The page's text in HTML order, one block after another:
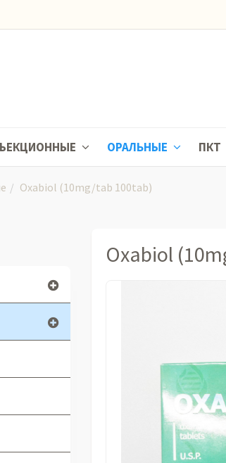
ОРАЛЬНЫЕ ПКТ
Oxabiol (10mg/tab 100tab)
Oxabiol